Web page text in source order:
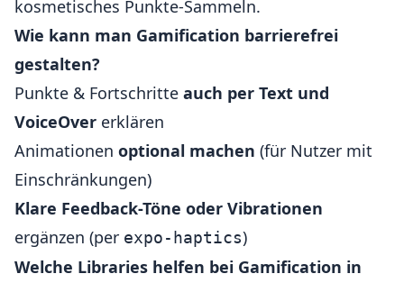
kosmetisches Punkte-Sammeln.
Wie kann man Gamification barrierefrei
gestalten?
Punkte & Fortschritte auch per Text und
VoiceOver erklären
Animationen optional machen (für Nutzer mit
Einschränkungen)
Klare Feedback-Töne oder Vibrationen
ergänzen (per expo-haptics)
Welche Libraries helfen bei Gamification in